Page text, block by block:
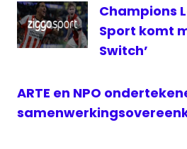
Champions
Sport komt
Switch’
ARTE en NPO